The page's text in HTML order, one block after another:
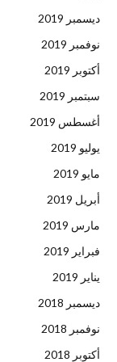
ديسمبر 2019
نوفمبر 2019
أكتوبر 2019
سبتمبر 2019
أغسطس 2019
يوليو 2019
مايو 2019
أبريل 2019
مارس 2019
فبراير 2019
يناير 2019
ديسمبر 2018
نوفمبر 2018
أكتوبر 2018